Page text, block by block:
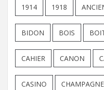
1914 1918
BIDON BOIS
CAHIER CANON
CASINO CHAMPAGNE